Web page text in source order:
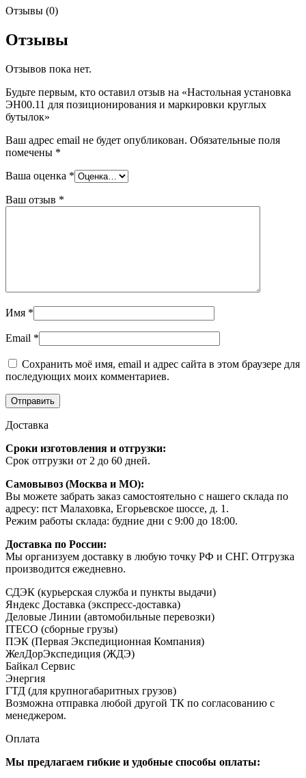
Отзывы (0)
Отзывы
Отзывов пока нет.
Будьте первым, кто оставил отзыв на «Настольная установка
ЭН00.11 для позиционирования и маркировки круглых
бутылок»
Ваш адрес email не будет опубликован. Обязательные поля
помечены *
Ваша оценка *
Ваш отзыв *
Имя *
Email *
Сохранить моё имя, email и адрес сайта в этом браузере для
последующих моих комментариев.
Доставка
Сроки изготовления и отгрузки:
Срок отгрузки от 2 до 60 дней.
Самовывоз (Москва и МО):
Вы можете забрать заказ самостоятельно с нашего склада по
адресу: пст Малаховка, Егорьевское шоссе, д. 1.
Режим работы склада: будние дни с 9:00 до 18:00.
Доставка по России:
Мы организуем доставку в любую точку РФ и СНГ. Отгрузка
производится ежедневно.
СДЭК (курьерская служба и пункты выдачи)
Яндекс Доставка (экспресс-доставка)
Деловые Линии (автомобильные перевозки)
ITECO (сборные грузы)
ПЭК (Первая Экспедиционная Компания)
ЖелДорЭкспедиция (ЖДЭ)
Байкал Сервис
Энергия
ГТД (для крупногабаритных грузов)
Возможна отправка любой другой ТК по согласованию с
менеджером.
Оплата
Мы предлагаем гибкие и удобные способы оплаты: